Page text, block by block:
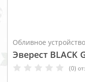
Обливное устройство
Эверест BLACK
(0)